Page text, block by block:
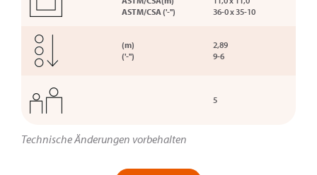
ASTM/CSA ('-'')
36-0 x 35-10
(m)
('-'')
2,89
9-6
5
Technische Änderungen vorbehalten